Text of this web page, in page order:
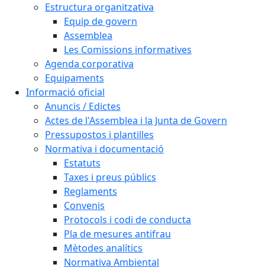
Estructura organitzativa
Equip de govern
Assemblea
Les Comissions informatives
Agenda corporativa
Equipaments
Informació oficial
Anuncis / Edictes
Actes de l'Assemblea i la Junta de Govern
Pressupostos i plantilles
Normativa i documentació
Estatuts
Taxes i preus públics
Reglaments
Convenis
Protocols i codi de conducta
Pla de mesures antifrau
Mètodes analítics
Normativa Ambiental